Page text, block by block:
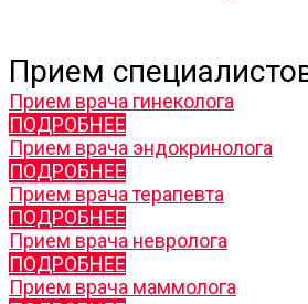
Прием
Прием врача гинеколога
ПОДРОБНЕЕ
Прием врача эндокринолога
ПОДРОБНЕЕ
Прием врача терапевта
ПОДРОБНЕЕ
Прием врача невролога
ПОДРОБНЕЕ
Прием врача маммолога